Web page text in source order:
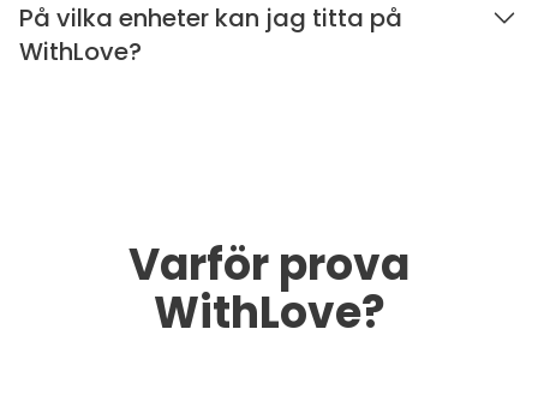
På vilka enheter kan jag titta på
WithLove?
Varför prova
WithLove?